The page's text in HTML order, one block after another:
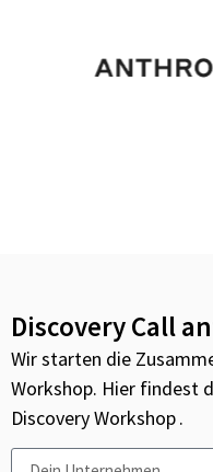
Discovery Call
Wir starten die
Workshop. Hier findest
Discovery Workshop.